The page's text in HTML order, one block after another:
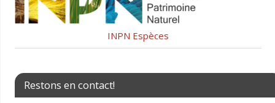
INPN Espèces
Restons en contact!